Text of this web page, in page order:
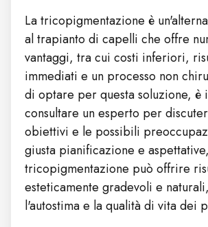
La tricopigmentazione è
al trapianto di capelli che offre
vantaggi, tra cui costi inferiori,
immediati e un processo non
di optare per questa soluzione, è
consultare un esperto per
obiettivi e le possibili
giusta pianificazione e
tricopigmentazione può offrire
esteticamente gradevoli e
l'autostima e la qualità di vita dei